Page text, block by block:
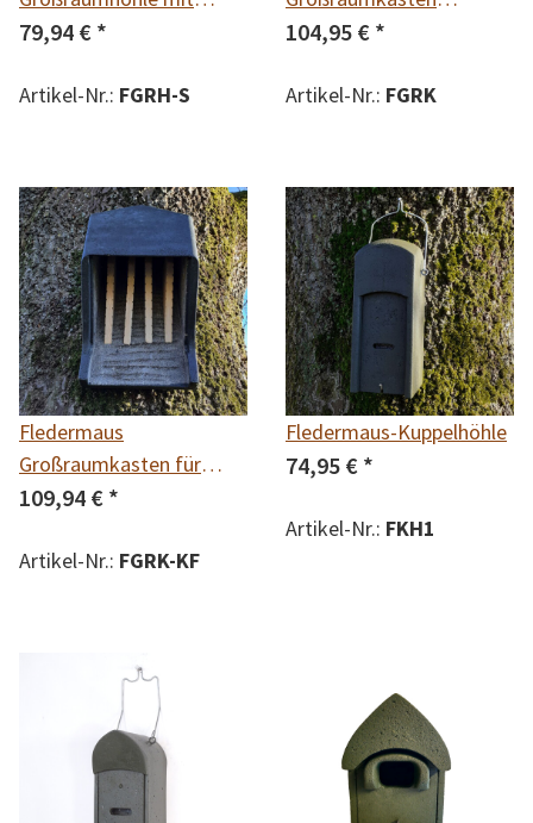
Satteldach
79,94 € *
Artikel-Nr.: FGRH-S
universal
104,95 € *
Artikel-Nr.: FGRK
Fledermaus
Großraumkasten für
Kleinfledermäuse
109,94 € *
Artikel-Nr.: FGRK-KF
Fledermaus-Kuppelhöhle
74,95 € *
Artikel-Nr.: FKH1